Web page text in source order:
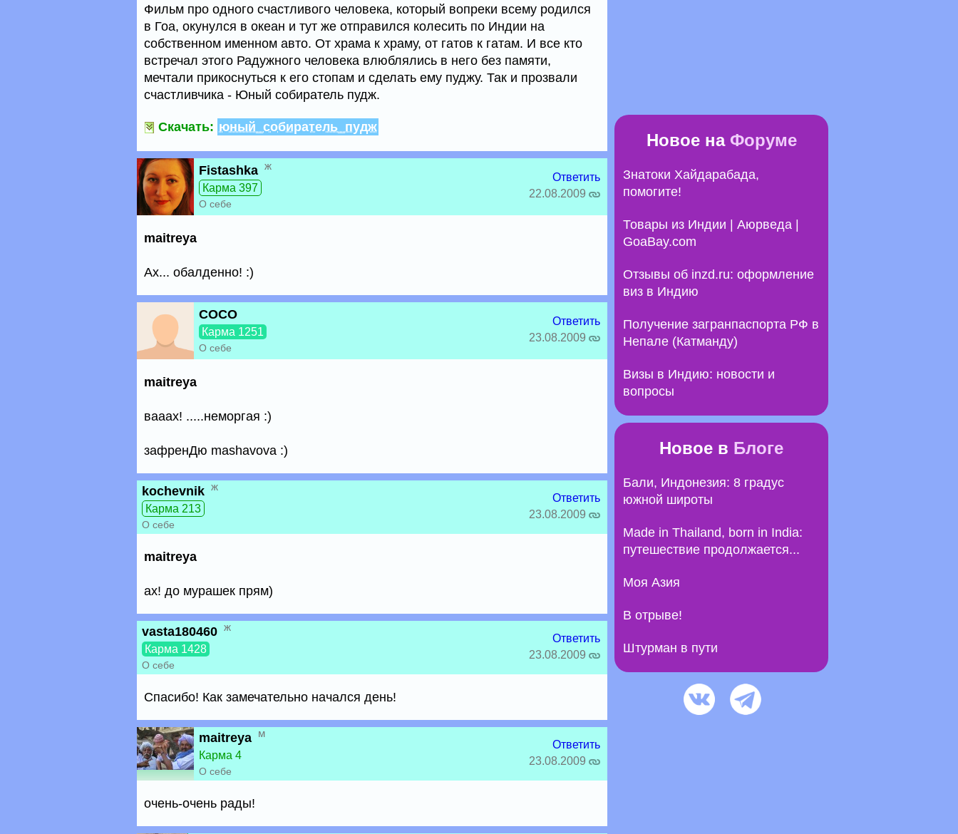
Фильм про одного счастливого человека, который вопреки всему родился
в Гоа, окунулся в океан и тут же отправился колесить по Индии на
собственном именном авто. От храма к храму, от гатов к гатам. И все кто
встречал этого Радужного человека влюблялись в него без памяти,
мечтали прикоснуться к его стопам и сделать ему пуджу. Так и прозвали
счастливчика - Юный собиратель пудж.
Скачать: юный_собиратель_пудж
Fistashka ж
Карма 397
О себе
Ответить
22.08.2009
maitreya
Ах... обалденно! :)
COCO
Карма 1251
О себе
Ответить
23.08.2009
maitreya
вааах! .....неморгая :)
зафренДю mashavova :)
kochevnik ж
Карма 213
О себе
Ответить
23.08.2009
maitreya
ах! до мурашек прям)
vasta180460 ж
Карма 1428
О себе
Ответить
23.08.2009
Спасибо! Как замечательно начался день!
maitreya м
Карма 4
О себе
Ответить
23.08.2009
очень-очень рады!
Новое на Форуме
Знатоки Хайдарабада,
помогите!
Товары из Индии | Аюрведа |
GoaBay.com
Отзывы об inzd.ru: оформление
виз в Индию
Получение загранпаспорта РФ в
Непале (Катманду)
Визы в Индию: новости и
вопросы
Новое в Блоге
Бали, Индонезия: 8 градус
южной широты
Made in Thailand, born in India:
путешествие продолжается...
Моя Азия
В отрыве!
Штурман в пути